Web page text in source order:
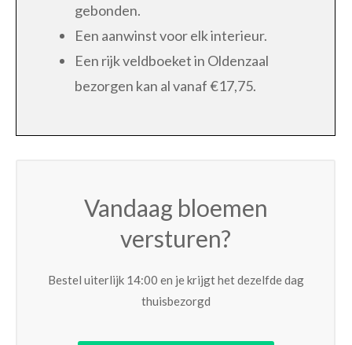
gebonden.
Een aanwinst voor elk interieur.
Een rijk veldboeket in Oldenzaal
bezorgen kan al vanaf €17,75.
Vandaag bloemen
versturen?
Bestel uiterlijk 14:00 en je krijgt het dezelfde dag
thuisbezorgd